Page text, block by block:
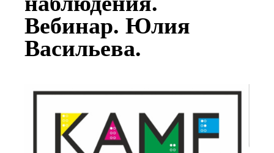
Вебинар. Юлия
Васильева.